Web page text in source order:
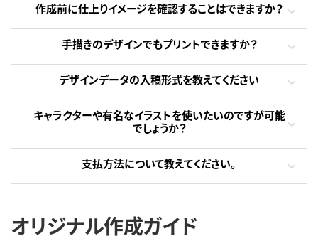
作成前に仕上りイメージを確認することはできますか？
手描きのデザインでもプリントできますか？
デザインデータの入稿形式を教えてください
キャラクターや有名なイラストを使いたいのですが可能
でしょうか？
支払方法について教えてください。
オリジナル作成ガイド